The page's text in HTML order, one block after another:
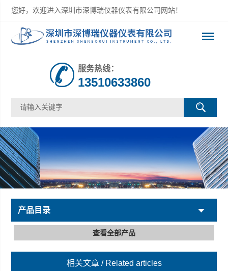
您好，欢迎进入深圳市深博瑞仪器仪表有限公司网站！
服务热线：
13510633860
产品目录
查看全部产品
相关文章 / Related articles